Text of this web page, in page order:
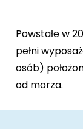
Powstałe w
pełni
osób)
od morza.